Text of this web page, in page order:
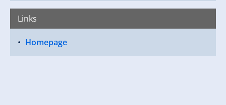
Links
Homepage